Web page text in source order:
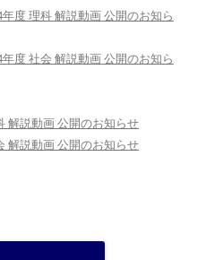
度 理科 解説動画 公開のお知ら
度 社会 解説動画 公開のお知ら
解説動画 公開のお知らせ
解説動画 公開のお知らせ